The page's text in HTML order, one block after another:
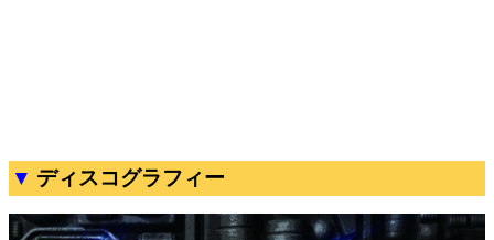
ディスコグラフィー